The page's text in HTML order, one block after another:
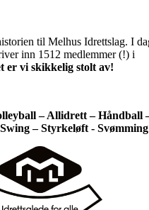
til Melhus Idrettslag. I
inn 1512 medlemmer (!) i
er vi skikkelig stolt av!
– Allidrett – Håndball
– Styrkeløft - Svømming